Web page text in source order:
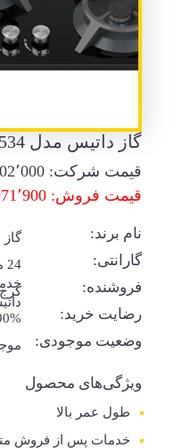
گاز داتیس مدل DG-534
قیمت شرکت:
قیمت فروش: 30٬971٬900 تومان
نام برند:
گارانتی:
فروشنده:
رضایت خرید:
وضعیت موجودی:
ویژگی‌های محصول
طول عمر بالا
خدمات پس از فروش